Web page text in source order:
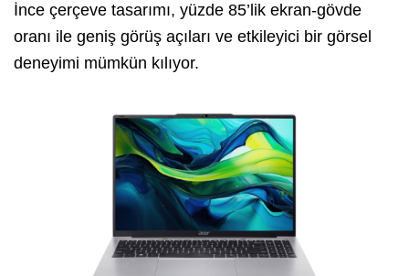
İnce çerçeve tasarımı, yüzde 85’lik ekran-gövde
oranı ile geniş görüş açıları ve etkileyici bir görsel
deneyimi mümkün kılıyor.